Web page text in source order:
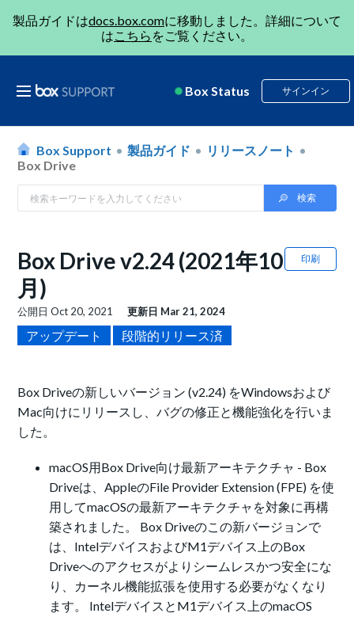
製品ガイドはdocs.box.comに移動しました。詳細について
はこちら をご覧ください。
Box Status サインイン
Box Support 製品ガイド
リリースノート
Box Drive
印刷
Box Drive v2.24 (2021年10
月)
公開日Oct 20, 2021 更新日 Mar 21, 2024
アップデート 段階的リリース済
Box Driveの新しいバージョン (v2.24) をWindowsおよび
Mac向けにリリースし、バグの修正と機能強化を行いま
した。
macOS用Box Drive向け最新アーキテクチャ - Box
Driveは、AppleのFile Provider Extension (FPE) を使
用してmacOSの最新アーキテクチャを対象に再構
築されました。 Box Driveのこの新バージョンで
は、IntelデバイスおよびM1デバイス上のBox
Driveへのアクセスがよりシームレスかつ安全にな
り、カーネル機能拡張を使用する必要がなくなり
ます。 IntelデバイスとM1デバイス上のmacOS